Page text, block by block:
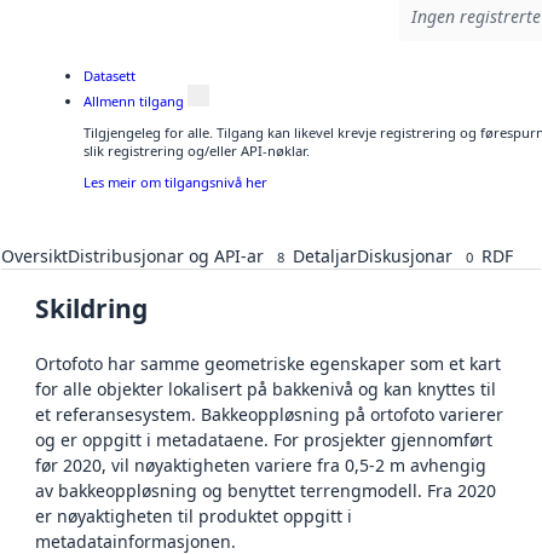
Ingen
Datasett
Allmenn tilgang
Tilgjengeleg for alle. Tilgang kan likevel krevje registrering og
slik registrering og/eller API-nøklar.
Les meir om tilgangsnivå her
OversiktDistribusjonar og API-ar 8 DetaljarDiskusjonar 0 RDF
Skildring
Ortofoto har samme geometriske egenskaper som et kart
for alle objekter lokalisert på bakkenivå og kan knyttes til
et referansesystem. Bakkeoppløsning på ortofoto varierer
og er oppgitt i metadataene. For prosjekter gjennomført
før 2020, vil nøyaktigheten variere fra 0,5-2 m avhengig
av bakkeoppløsning og benyttet terrengmodell. Fra 2020
er nøyaktigheten til produktet oppgitt i
metadatainformasjonen.